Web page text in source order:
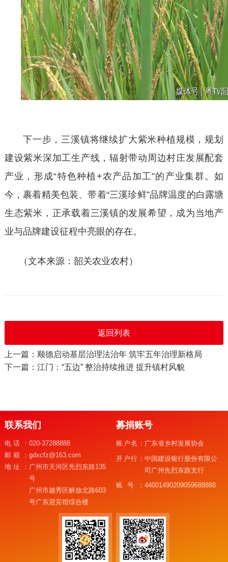
下一步，三溪镇将继续扩大紫米种植规模，规划
建设紫米深加工生产线，辐射带动周边村庄发展配套
产业，形成“特色种植+农产品加工”的产业集群。如
今，裹着精美包装、带着“三溪珍鲜”品牌温度的白露塘
生态紫米，正承载着三溪镇的发展希望，成为当地产
业与品牌建设征程中亮眼的存在。
（文本来源：韶关农业农村）
返回列表
上一篇：顺德启动基层治理法治年 筑牢五年治理新格局
下一篇：江门：“五边” 整治持续推进 提升镇村风貌
联系我们
电话： 020-37288888
邮箱： gdxcfz@163.com
地址： 广州市天河区先烈东路135
号
广州市越秀区解放北路603
号广东迎宾馆综合楼
募捐账号
账户名： 广东省乡村发展协会
开户行：中国建设银行股份有限公
司广州先烈东路支行
账号：44001490209059688888